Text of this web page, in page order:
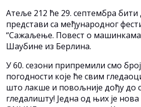
Атеље 212 ће 29. септембра
представи са међународног
“Сажаљење. Повест о
Шаубине из Берлина.
У 60. сезони припремили смо
погодности које ће свим
што лакше и повољније дођу до
гледалишту! Једна од њих је